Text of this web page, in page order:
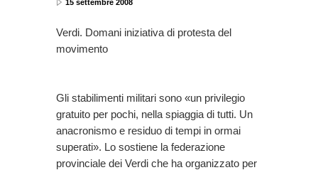
15 settembre 2008
Verdi. Domani iniziativa di protesta del
movimento
Gli stabilimenti militari sono «un privilegio
gratuito per pochi, nella spiaggia di tutti. Un
anacronismo e residuo di tempi in ormai
superati». Lo sostiene la federazione
provinciale dei Verdi che ha organizzato per